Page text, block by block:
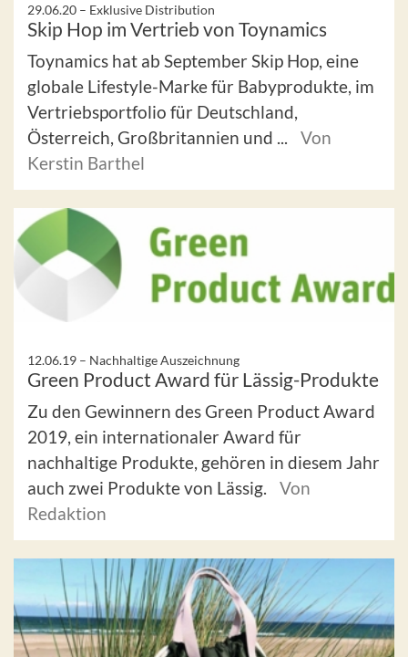
29.06.20 – Exklusive Distribution
Skip Hop im Vertrieb von Toynamics
Toynamics hat ab September Skip Hop, eine
globale Lifestyle-Marke für Babyprodukte, im
Vertriebsportfolio für Deutschland,
Österreich, Großbritannien und ...
Von
Kerstin Barthel
12.06.19 – Nachhaltige Auszeichnung
Green Product Award für Lässig-Produkte
Zu den Gewinnern des Green Product Award
2019, ein internationaler Award für
nachhaltige Produkte, gehören in diesem Jahr
auch zwei Produkte von Lässig.
Von
Redaktion